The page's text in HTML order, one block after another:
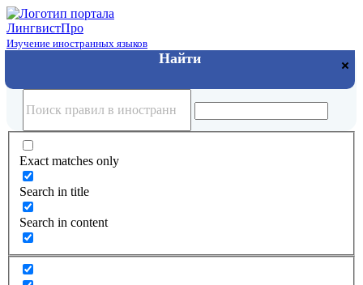
ЛингвистПро
Изучение иностранных языков
Exact matches only
Search in title
Search in content